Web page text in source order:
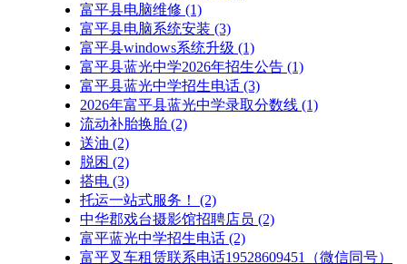
富平县电脑维修 (1)
富平县电脑系统安装 (3)
富平县windows系统升级 (1)
富平县蓝光中学2026年招生公告 (1)
富平县蓝光中学招生电话 (3)
2026年富平县蓝光中学录取分数线 (1)
流动补胎换胎 (2)
送油 (2)
脱困 (2)
搭电 (3)
托运一站式服务！
(2)
中华郡戏台摄影馆招聘店员 (2)
富平蓝光中学招生电话 (2)
富平叉车租赁联系电话19528609451（微信同号）